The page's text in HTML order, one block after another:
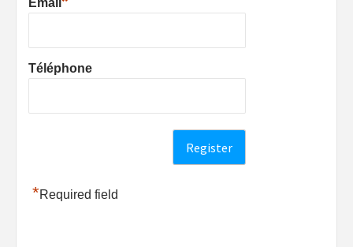
Email
Téléphone
*Required field